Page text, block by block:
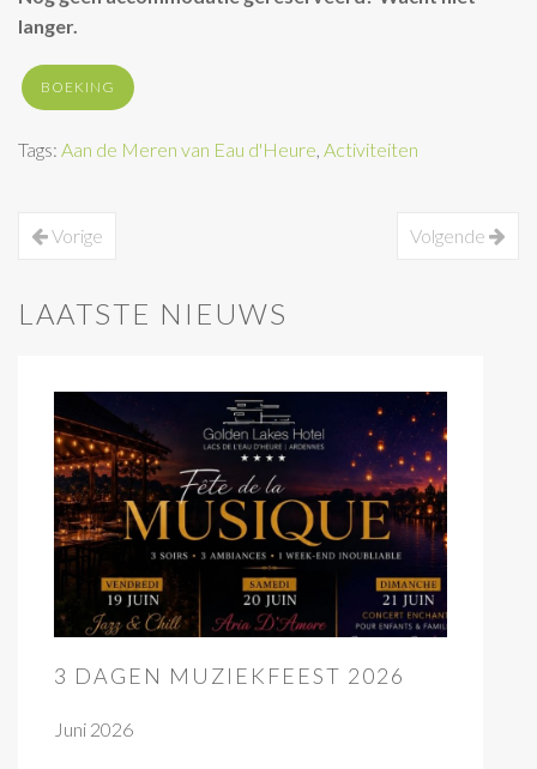
langer.
BOEKING
Tags: Aan de Meren van Eau d'Heure Activiteiten
Vorige Volgende
LAATSTE NIEUWS
3 DAGEN MUZIEKFEEST 2026
Juni 2026